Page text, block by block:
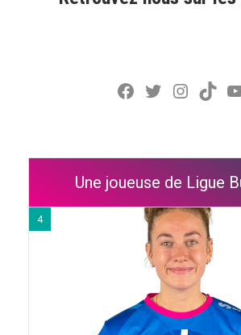
Facebook
Twitter
Une joueuse de Ligue
4